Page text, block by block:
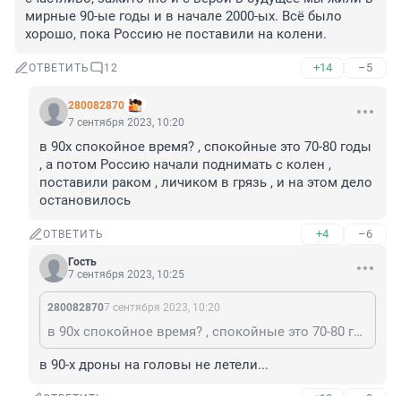
мирные 90-ые годы и в начале 2000-ых. Всё было
хорошо, пока Россию не поставили на колени.
ОТВЕТИТЬ 12 +14 –5
280082870
7 сентября 2023, 10:20
в 90х спокойное время? , спокойные это 70-80 годы
, а потом Россию начали поднимать с колен ,
поставили раком , личиком в грязь , и на этом дело
остановилось
ОТВЕТИТЬ +4 –6
Гость
7 сентября 2023, 10:25
2800828707 сентября 2023, 10:20
в 90х спокойное время? , спокойные это 70-80 годы , а потом Россию начали поднимать с колен , поставили раком , личиком в грязь , и на этом дело остановилось
в 90-х дроны на головы не летели...